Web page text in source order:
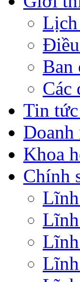
Lịch
Ban
Các
Tin
Khoa
Chính